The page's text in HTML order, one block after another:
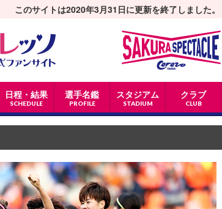
日程・結果
SCHEDULE
選手名鑑
PROFILE
スタジアム
STADIUM
クラブ
CLUB
このサイトは2020年3月31日に更新を終了しました。